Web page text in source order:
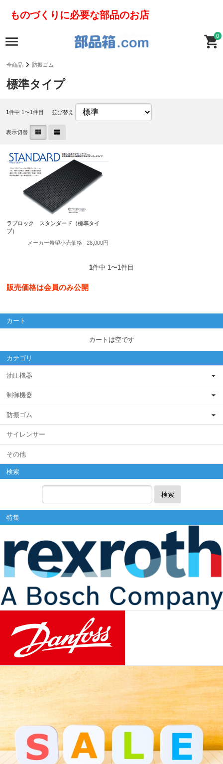
ものづくりに必要な部品のお店
0
全商品 防振ゴム
標準タイプ
1件中 1〜1件目 並び替え
表示切替
ラブロック スタンダード（標準タイ
プ）
メーカー希望小売価格
28,000円
1件中 1〜1件目
販売価格は会員のみ公開
カート
カートは空です
カテゴリ
油圧機器
制御機器
防振ゴム
サイレンサー
その他
検索
検索
特集